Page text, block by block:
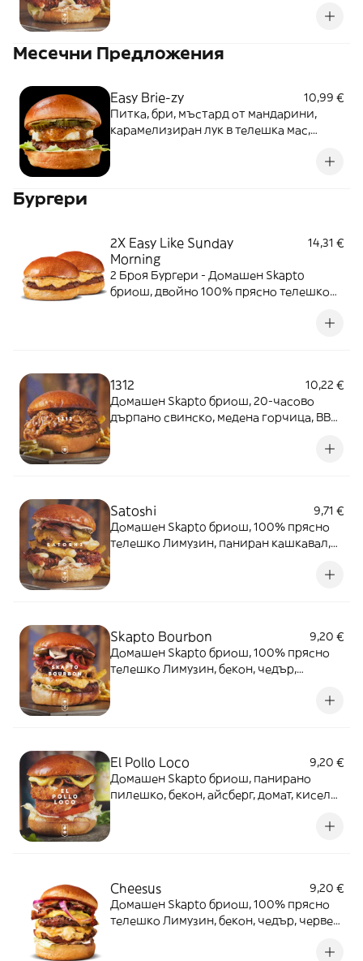
Месечни Предложения
Easy Brie-zy
10,99 €
Питка, бри, мъстард от мандарини,
карамелизиран лук в телешка мас,
краставички, айсберг, телешко кюфте
Бургери
2Х Easy Like Sunday
Morning
14,31 €
2 Броя Бургери - Домашен Skapto
бриош, двойно 100% прясно телешко
1312
10,22 €
Домашен Skapto бриош, 20-часово
дърпано свинско, медена горчица, BBQ
Satoshi
9,71 €
Домашен Skapto бриош, 100% прясно
телешко Лимузин, паниран кашкавал,
Skapto Bourbon
9,20 €
Домашен Skapto бриош, 100% прясно
телешко Лимузин, бекон, чедър,
El Pollo Loco
9,20 €
Домашен Skapto бриош, панирано
пилешко, бекон, айсберг, домат, кисели
Cheesus
9,20 €
Домашен Skapto бриош, 100% прясно
телешко Лимузин, бекон, чедър, червен